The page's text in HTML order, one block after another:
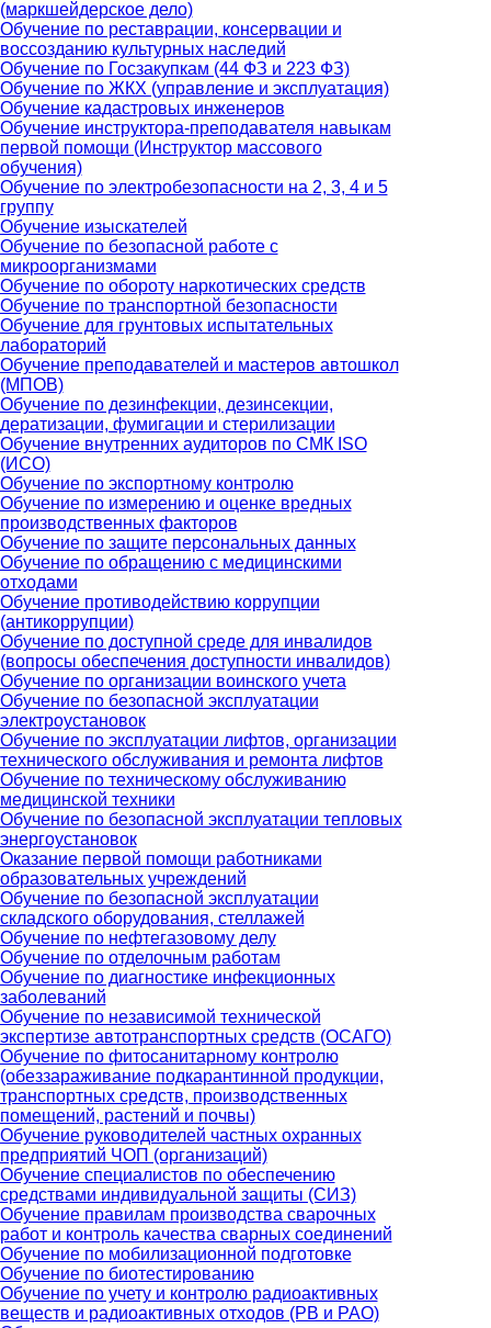
(маркшейдерское дело)
Обучение по реставрации, консервации и
воссозданию культурных наследий
Обучение по Госзакупкам (44 ФЗ и 223 ФЗ)
Обучение по ЖКХ (управление и эксплуатация)
Обучение кадастровых инженеров
Обучение инструктора-преподавателя навыкам
первой помощи (Инструктор массового
обучения)
Обучение по электробезопасности на 2, 3, 4 и 5
группу
Обучение изыскателей
Обучение по безопасной работе с
микроорганизмами
Обучение по обороту наркотических средств
Обучение по транспортной безопасности
Обучение для грунтовых испытательных
лабораторий
Обучение преподавателей и мастеров автошкол
(МПОВ)
Обучение по дезинфекции, дезинсекции,
дератизации, фумигации и стерилизации
Обучение внутренних аудиторов по СМК ISO
(ИСО)
Обучение по экспортному контролю
Обучение по измерению и оценке вредных
производственных факторов
Обучение по защите персональных данных
Обучение по обращению с медицинскими
отходами
Обучение противодействию коррупции
(антикоррупции)
Обучение по доступной среде для инвалидов
(вопросы обеспечения доступности инвалидов)
Обучение по организации воинского учета
Обучение по безопасной эксплуатации
электроустановок
Обучение по эксплуатации лифтов, организации
технического обслуживания и ремонта лифтов
Обучение по техническому обслуживанию
медицинской техники
Обучение по безопасной эксплуатации тепловых
энергоустановок
Оказание первой помощи работниками
образовательных учреждений
Обучение по безопасной эксплуатации
складского оборудования, стеллажей
Обучение по нефтегазовому делу
Обучение по отделочным работам
Обучение по диагностике инфекционных
заболеваний
Обучение по независимой технической
экспертизе автотранспортных средств (ОСАГО)
Обучение по фитосанитарному контролю
(обеззараживание подкарантинной продукции,
транспортных средств, производственных
помещений, растений и почвы)
Обучение руководителей частных охранных
предприятий ЧОП (организаций)
Обучение специалистов по обеспечению
средствами индивидуальной защиты (СИЗ)
Обучение правилам производства сварочных
работ и контроль качества сварных соединений
Обучение по мобилизационной подготовке
Обучение по биотестированию
Обучение по учету и контролю радиоактивных
веществ и радиоактивных отходов (РВ и РАО)